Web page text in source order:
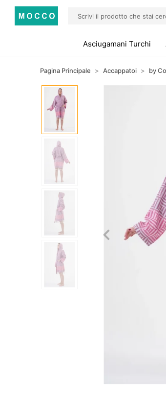
Asciugamani Turchi
Pagina Principale Accappatoi by